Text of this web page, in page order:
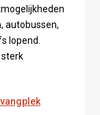
autobussen,
lopend.